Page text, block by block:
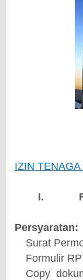
IZIN
I.
Persyaratan:
Surat
Formulir
Copy